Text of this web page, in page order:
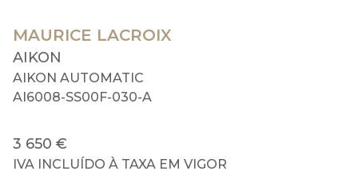
MAURICE LACROIX
AIKON
AIKON AUTOMATIC
AI6008-SS00F-030-A
3 650 €
IVA INCLUÍDO À TAXA EM VIGOR